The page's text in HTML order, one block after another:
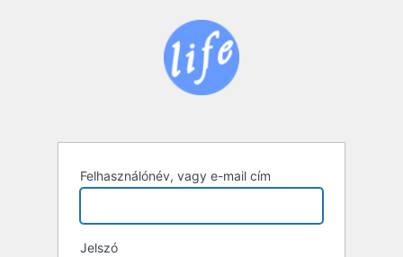
Felhasználónév, vagy e-mail cím
Jelszó